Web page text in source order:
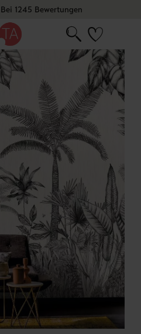
Bei 1245 Bewertungen